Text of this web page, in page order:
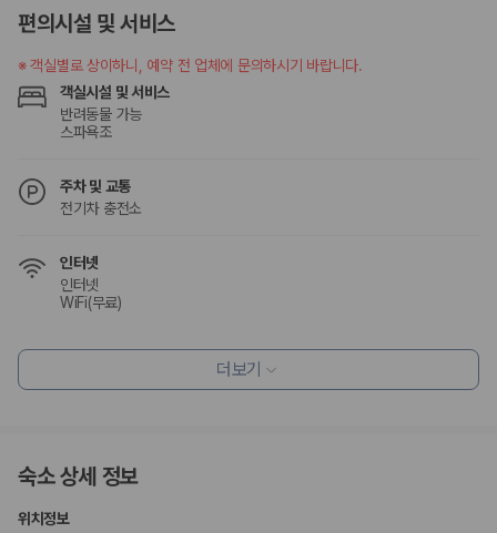
편의시설 및 서비스
※객실별로 상이하니, 예약 전 업체에 문의하시기 바랍니다.
객실시설 및 서비스
반려동물 가능
스파욕조
주차 및 교통
전기차 충전소
인터넷
인터넷
WiFi(무료)
식사 및 음료
레스토랑
엘리베이터
더보기
숙소 상세 정보
위치정보